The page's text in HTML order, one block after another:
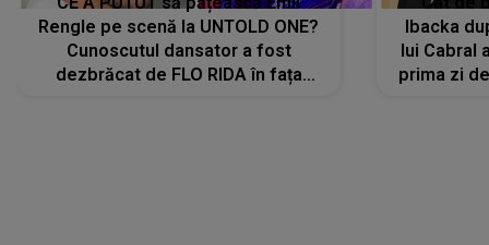
Rengle pe scenă la UNTOLD ONE?
Cunoscutul dansator a fost
dezbrăcat de FLO RIDA în fața
Ibacka
lui Cabral
prima zi